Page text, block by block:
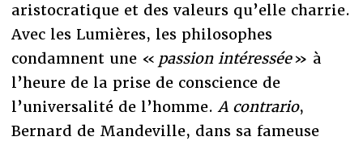
aristocratique et des valeurs qu’elle charrie.
Avec les Lumières, les philosophes
condamnent une « passion intéressée» à
l’heure de la prise de conscience de
l’universalité de l’homme.A contrario,
Bernard de Mandeville, dans sa fameuse